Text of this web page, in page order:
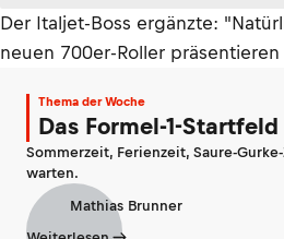
Der Italjet-Boss ergänzte:
neuen 700er-Roller
Thema der Woche
Das Formel-1-
Sommerzeit, Ferienzeit, Saure-
warten.
Mathias Brunner